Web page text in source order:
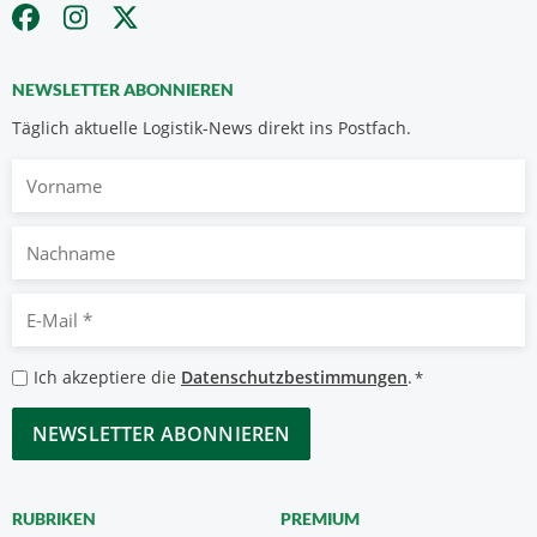
NEWSLETTER ABONNIEREN
Täglich aktuelle Logistik-News direkt ins Postfach.
Nachname
Mail
*
Datenschutzbestimmungen
*
Ich akzeptiere die Datenschutzbestimmungen.*
CAPTCHA
RUBRIKEN PREMIUM